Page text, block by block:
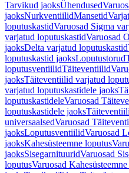
Tarvikud jaoksÜhendused
jaoksNurkventiilidMansetid
loputuskastidVaruosad Sigma
varjatud loputuskastidVaruosad
jaoksDelta varjatud loputuskastid
loputuskastid jaoksLoputustorud
loputusventiilidTäiteventiilid
jaoksTäiteventiilid varjatud
varjatud loputuskastidele jaoks
loputuskastideleVaruosad
loputuskastidele jaoks
universaalsedVaruosad
jaoksLoputusventiilidVaruosad
jaoksKahesüsteemne loputus
jaoksSisegarnituuridVaruosad
loputusVaruosad